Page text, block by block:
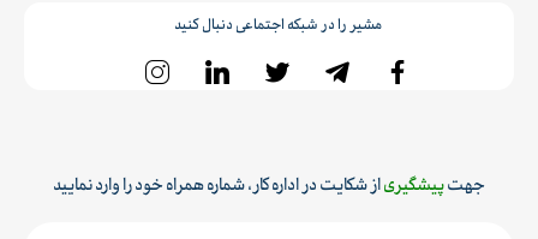
مشیر را در شبکه اجتماعی دنبال کنید
جهتپیشگیریاز شکایت در اداره کار، شماره همراه خود را وارد نمایید